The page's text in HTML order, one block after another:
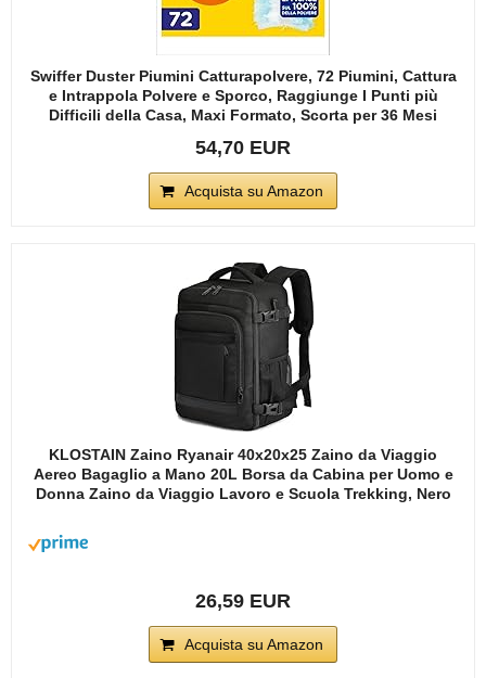
Swiffer Duster Piumini Catturapolvere, 72 Piumini, Cattura
e Intrappola Polvere e Sporco, Raggiunge I Punti più
Difficili della Casa, Maxi Formato, Scorta per 36 Mesi
54,70 EUR
Acquista su Amazon
KLOSTAIN Zaino Ryanair 40x20x25 Zaino da Viaggio
Aereo Bagaglio a Mano 20L Borsa da Cabina per Uomo e
Donna Zaino da Viaggio Lavoro e Scuola Trekking, Nero
26,59 EUR
Acquista su Amazon